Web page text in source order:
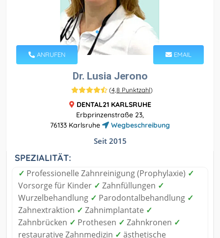
ANRUFEN EMAIL
Dr. Lusia Jerono
(4,8 Punktzahl)
DENTAL21 KARLSRUHE
Erbprinzenstraße 23,
76133 Karlsruhe
Wegbeschreibung
Seit 2015
SPEZIALITÄT:
✓ Professionelle Zahnreinigung (Prophylaxie) ✓
Vorsorge für Kinder ✓ Zahnfüllungen ✓
Wurzelbehandlung ✓ Parodontalbehandlung ✓
Zahnextraktion ✓ Zahnimplantate ✓
Zahnbrücken ✓ Prothesen ✓ Zahnkronen ✓
restaurative Zahnmedizin ✓ ästhetische